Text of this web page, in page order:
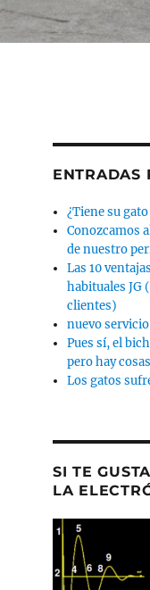
ENTRADAS
¿Tiene su
Conozcamos
de nuestro
Las 10
habituales JG
clientes)
nuevo
Pues sí, el
pero hay
Los gatos
SI TE
LA